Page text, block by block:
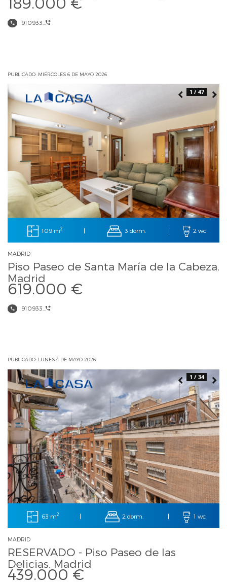
910933...
PUBLICADO: MIÉRCOLES 6 DE MAYO 2026
1 / 47
109 m2 | 3 dorm. | 2 wc
MADRID
Piso Paseo de Santa María de la Cabeza,
Madrid
619.000 €
910933...
PUBLICADO: LUNES 4 DE MAYO 2026
1 / 34
63 m2 | 2 dorm. | 1 wc
MADRID
RESERVADO - Piso Paseo de las
Delicias, Madrid
439.000 €